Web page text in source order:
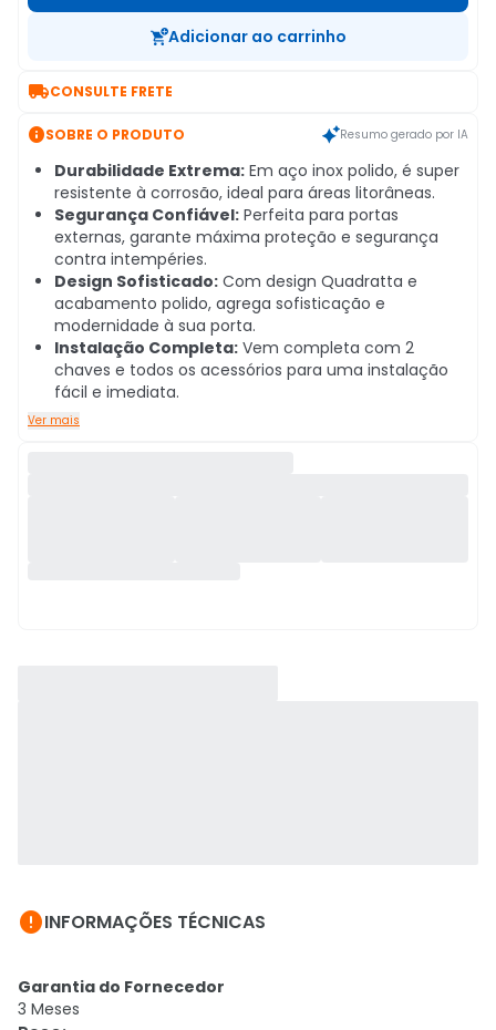
Adicionar ao carrinho
CONSULTE FRETE
SOBRE O PRODUTO Resumo gerado por IA
Durabilidade Extrema: Em aço inox polido, é super
resistente à corrosão, ideal para áreas litorâneas.
Segurança Confiável: Perfeita para portas
externas, garante máxima proteção e segurança
contra intempéries.
Design Sofisticado: Com design Quadratta e
acabamento polido, agrega sofisticação e
modernidade à sua porta.
Instalação Completa: Vem completa com 2
chaves e todos os acessórios para uma instalação
fácil e imediata.
Ver mais
INFORMAÇÕES TÉCNICAS
Garantia do Fornecedor
3 Meses